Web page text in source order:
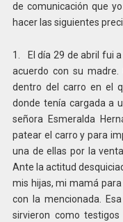
de comunicación que
hacer las siguientes
1. El día 29 de abril fui
acuerdo con su
dentro del carro en el
donde tenía cargada a
señora Esmeralda
patear el carro y para
una de ellas por la
Ante la actitud
mis hijas, mi mamá
con la mencionada.
sirvieron como